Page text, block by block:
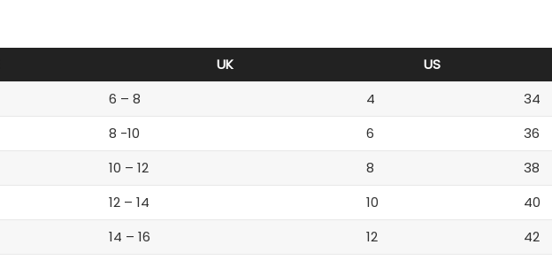
UK US
6 – 8 4
34
8 -10 6
36
10 – 12 8
38
12 – 14 10
40
14 – 16 12
42